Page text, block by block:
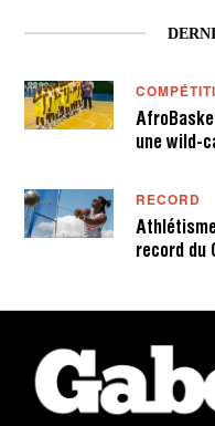
une wild-
RECORD
record du